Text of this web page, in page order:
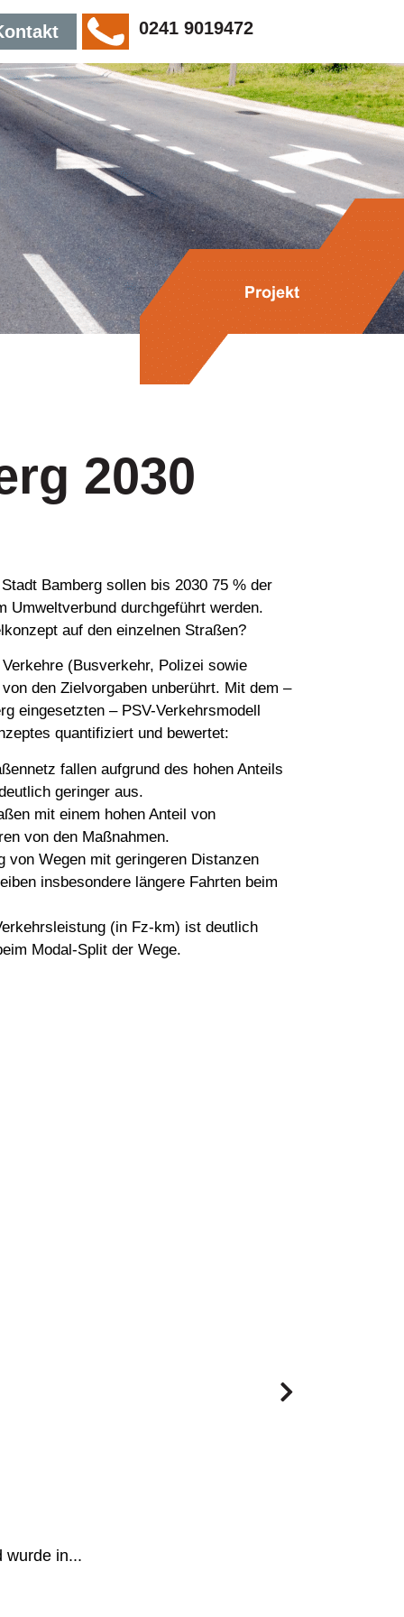
0241 9019472
2030
Bam­berg sol­len bis 2030 75 % der
Um­welt­ver­bund durch­ge­führt wer­den.
auf den einzelnen Straßen?
(Busverkehr, Polizei sowie
den Zielvorgaben unberührt. Mit dem –
eingesetzten – PSV-Verkehrsmodell
quantifiziert und bewertet:
fallen aufgrund des hohen Anteils
geringer aus.
mit einem hohen Anteil von
von den Maßnahmen.
von Wegen mit geringeren Distanzen
insbesondere längere Fahrten beim
(in Fz-km) ist deutlich
Modal-Split der Wege.
wurde in...